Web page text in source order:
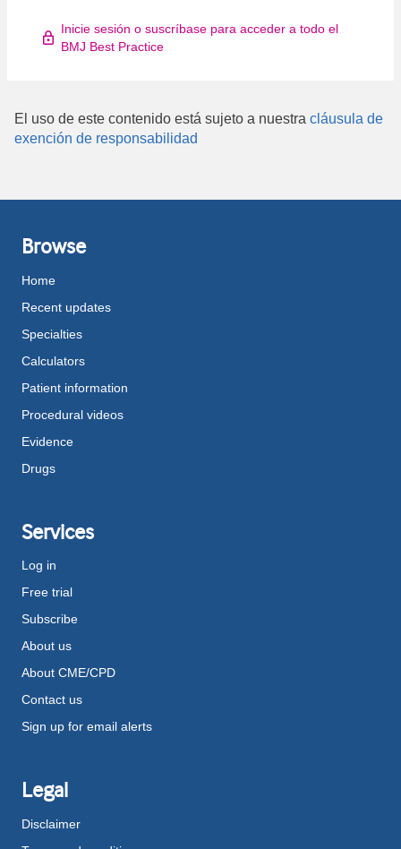
Inicie sesión o suscríbase para acceder a todo el
BMJ Best Practice
El uso de este contenido está sujeto a nuestra cláusula de
exención de responsabilidad
Browse
Home
Recent updates
Specialties
Calculators
Patient information
Procedural videos
Evidence
Drugs
Services
Log in
Free trial
Subscribe
About us
About CME/CPD
Contact us
Sign up for email alerts
Legal
Disclaimer